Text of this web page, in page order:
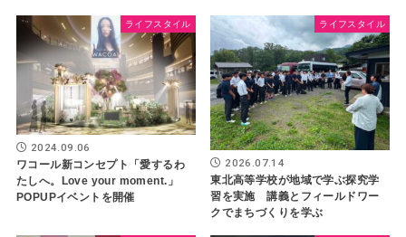
ライフスタイル
2024.09.06
ワコール新コンセプト「愛するわ
たしへ。Love your moment.」
POPUPイベントを開催
ライフスタイル
2026.07.14
東北高等学校が地域で学ぶ探究学
習を実施 講義とフィールドワー
クでまちづくりを学ぶ